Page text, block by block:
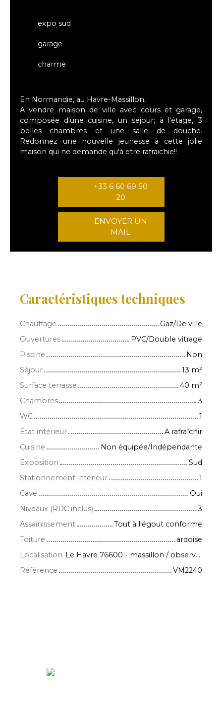
expo sud
garage
charme
En Normandie, au Havre-Massillon,
A vendre maison de ville avec cours et garage,
composée d'une cuisine, un sejour; à l'étage, 3
belles chambres et une salle de douche.
Redonnez une nouvelle jeunesse à cette jolie
maison qui ne demande qu'à etre rafraichie!!
+33 6 60 69 50
20
ENVOYER UN
MAIL
Caractéristiques techniques
Chauffage
Gaz/De ville
Ouvertures
PVC/Double vitrage
Piscine
Non
Séjour
13 m²
Surface terrasse
40 m²
Chambres
3
WC
1
État intérieur
A rafraîchir
Cuisine
Non équipée/Indépendante
Exposition
Sud
Stationnement intérieur
1
Cave
Oui
Niveaux (RDC inclus)
3
Assainissement
Tout à l'égout conforme
Toiture
ardoise
Localisation
Le Havre 76600 - massillon / observatoire
Référence
VM2240